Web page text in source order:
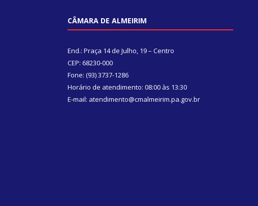
CÂMARA DE ALMEIRIM
End.: Praça 14 de Julho, 19 – Centro
CEP: 68230-000
Fone: (93) 3737-1286
Horário de atendimento: 08:00 às 13:30
E-mail: atendimento@cmalmeirim.pa.gov.br